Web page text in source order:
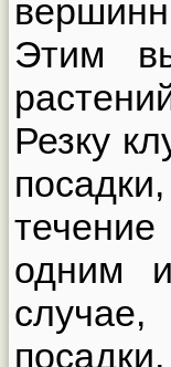
Этим
Резку
одним